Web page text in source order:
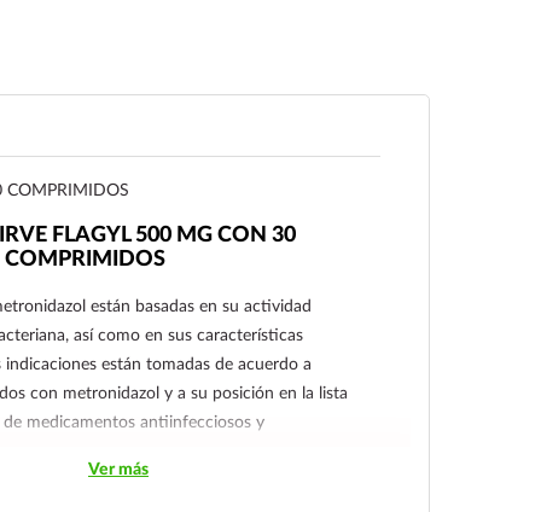
COMPRIMIDOS
FLAGYL 500 MG CON 30
COMPRIMIDOS
están basadas en su actividad
así como en sus características
están tomadas de acuerdo a
con metronidazol y a su posición en la lista
medicamentos antiinfecciosos y
en el tratamiento de infecciones o
Ver más